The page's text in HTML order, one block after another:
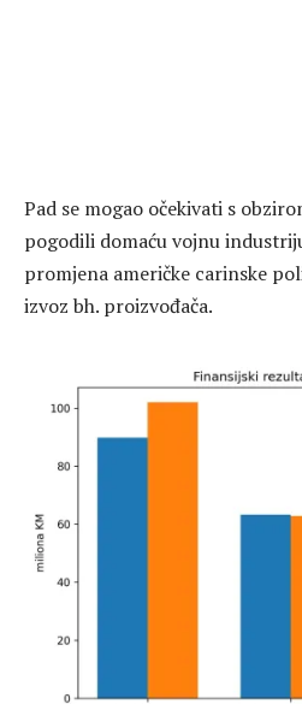
Pad se mogao očekivati s
pogodili domaću vojnu
promjena američke carinske
izvoz bh. proizvođača.